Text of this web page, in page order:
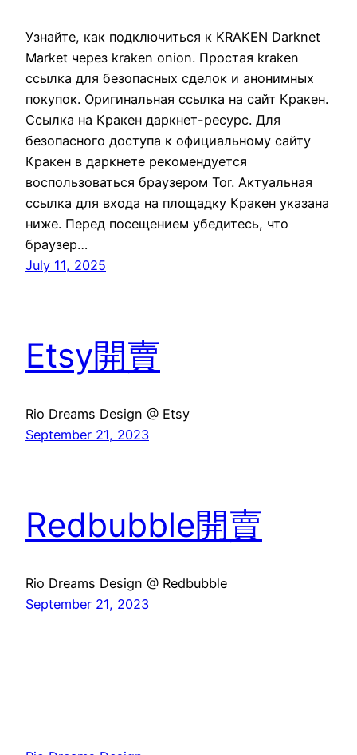
Узнайте, как подключиться к KRAKEN Darknet
Market через kraken onion. Простая kraken
ссылка для безопасных сделок и анонимных
покупок. Оригинальная ссылка на сайт Кракен.
Ссылка на Кракен даркнет-ресурс. Для
безопасного доступа к официальному сайту
Кракен в даркнете рекомендуется
воспользоваться браузером Tor. Актуальная
ссылка для входа на площадку Кракен указана
ниже. Перед посещением убедитесь, что
браузер…
July 11, 2025
Etsy開賣
Rio Dreams Design @ Etsy
September 21, 2023
Redbubble開賣
Rio Dreams Design @ Redbubble
September 21, 2023